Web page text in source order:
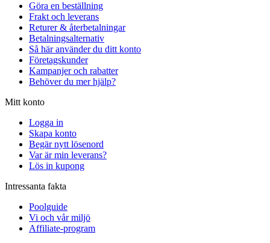
Göra en beställning
Frakt och leverans
Returer & återbetalningar
Betalningsalternativ
Så här använder du ditt konto
Företagskunder
Kampanjer och rabatter
Behöver du mer hjälp?
Mitt konto
Logga in
Skapa konto
Begär nytt lösenord
Var är min leverans?
Lös in kupong
Intressanta fakta
Poolguide
Vi och vår miljö
Affiliate-program